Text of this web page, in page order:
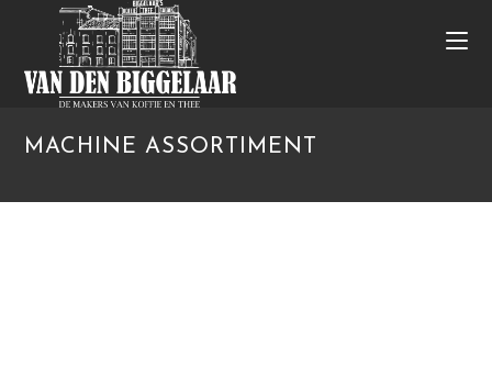
MACHINE ASSORTIMENT